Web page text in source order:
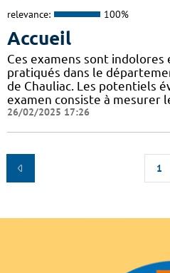
relevance: 100%
Accueil
Ces examens sont
pratiqués dans le
de Chauliac. Les potentiels
examen consiste à mesurer
26/02/2025 17:26
1